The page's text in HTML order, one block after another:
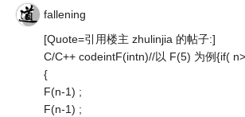
fallening
[Quote=引用楼主 zhulinjia 的帖子:]
C/C++ codeintF(intn)//以 F(5) 为例{if(
{
F(n-1) ;
F(n-1) ;